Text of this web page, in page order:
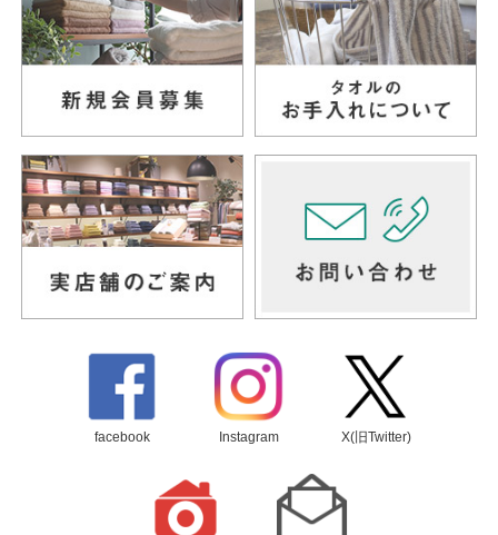
facebook Instagram X(旧Twitter)